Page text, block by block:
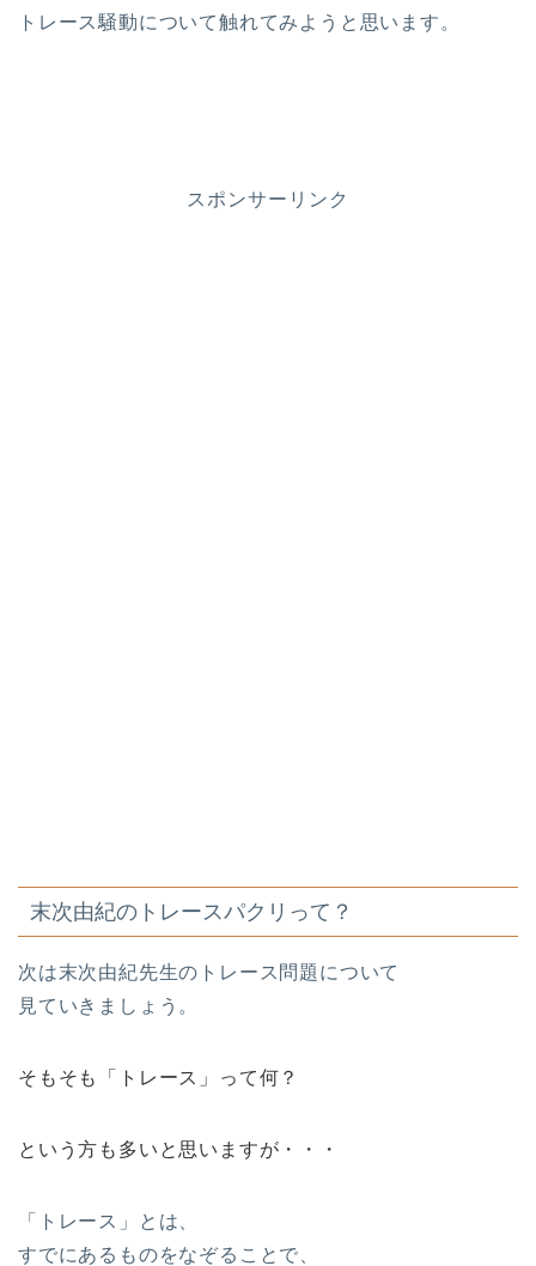
トレース騒動について触れてみようと思います。
スポンサーリンク
末次由紀のトレースパクリって？
次は末次由紀先生のトレース問題について
見ていきましょう。
そもそも「トレース」って何？
という方も多いと思いますが・・・
「トレース」とは、
すでにあるものをなぞることで、